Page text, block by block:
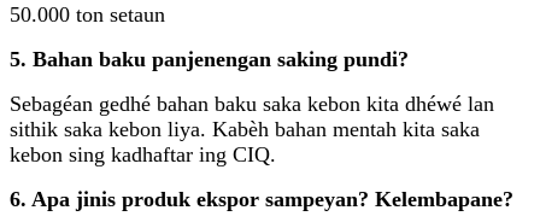
50.000 ton setaun
5. Bahan baku panjenengan saking pundi?
Sebagéan gedhé bahan baku saka kebon kita dhéwé lan
sithik saka kebon liya. Kabèh bahan mentah kita saka
kebon sing kadhaftar ing CIQ.
6. Apa jinis produk ekspor sampeyan? Kelembapane?